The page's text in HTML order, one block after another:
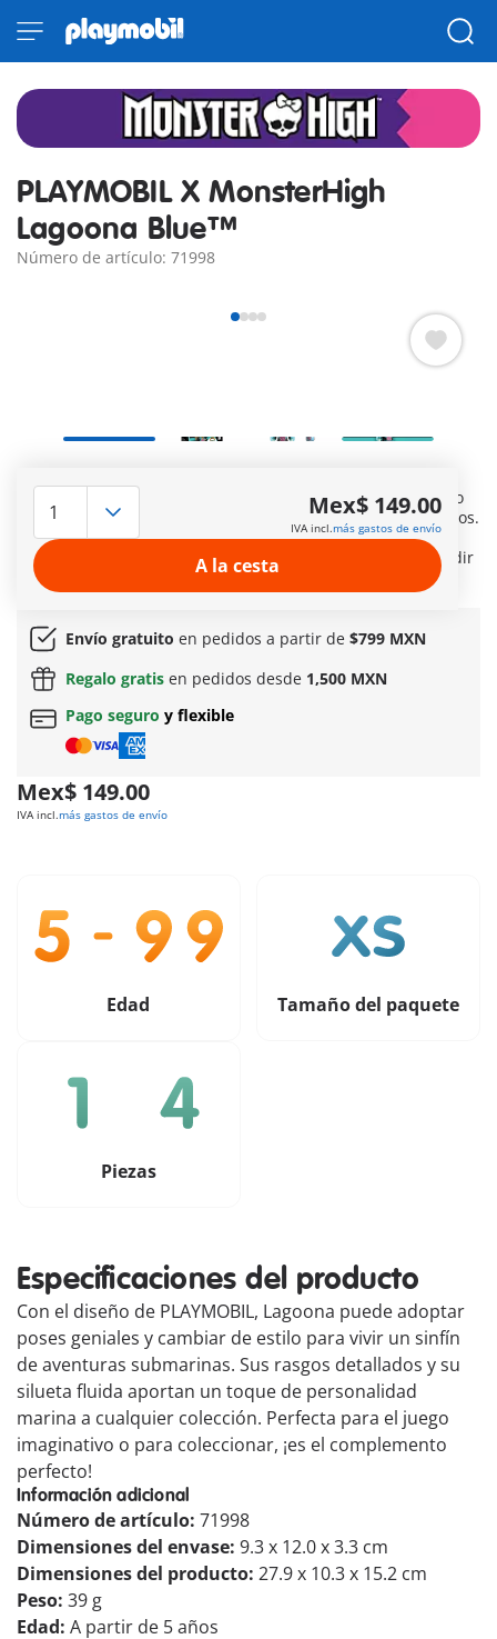
PLAYMOBIL X MonsterHigh
Lagoona Blue™
Número de artículo: 71998
Lagoona Blue traslada la verdadera magia marina al mundo
de Monster High™ con sus detalles inspirados en los océanos.
Incluye un bolso transparente al estilo de PLAYMOBIL y su
amigo pez. Un sueño submarino para quienes desean añadir
una dosis de encanto acuático a su colección.
Más información
Envío gratuito en pedidos a partir de $799 MXN
Regalo gratis en pedidos desde 1,500 MXN
Pago seguro y flexible
Mex$ 149.00
IVA incl.más gastos de envío
Mex$ 149.00
IVA incl.más gastos de envío
A la cesta
Edad Tamaño del paquete
Piezas
Especificaciones del producto
Con el diseño de PLAYMOBIL, Lagoona puede adoptar
poses geniales y cambiar de estilo para vivir un sinfín
de aventuras submarinas. Sus rasgos detallados y su
silueta fluida aportan un toque de personalidad
marina a cualquier colección. Perfecta para el juego
imaginativo o para coleccionar, ¡es el complemento
perfecto!
Información adicional
Número de artículo: 71998
Dimensiones del envase: 9.3 x 12.0 x 3.3 cm
Dimensiones del producto: 27.9 x 10.3 x 15.2 cm
Peso: 39 g
Edad: A partir de 5 años